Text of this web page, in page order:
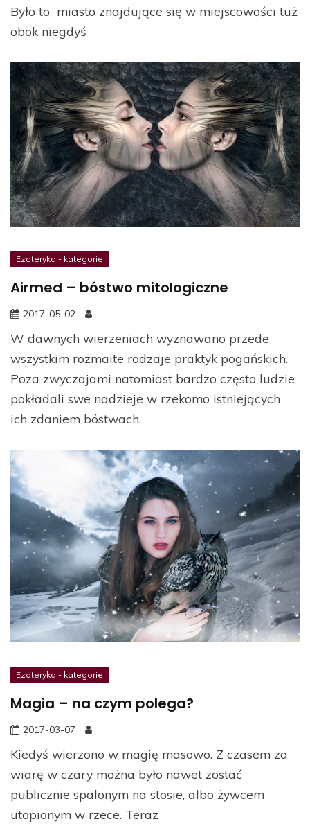
Było to miasto znajdujące się w miejscowości tuż
obok niegdyś
Ezoteryka - kategorie
Airmed – bóstwo mitologiczne
2017-05-02
W dawnych wierzeniach wyznawano przede
wszystkim rozmaite rodzaje praktyk pogańskich.
Poza zwyczajami natomiast bardzo często ludzie
pokładali swe nadzieje w rzekomo istniejących
ich zdaniem bóstwach,
Ezoteryka - kategorie
Magia – na czym polega?
2017-03-07
Kiedyś wierzono w magię masowo. Z czasem za
wiarę w czary można było nawet zostać
publicznie spalonym na stosie, albo żywcem
utopionym w rzece. Teraz